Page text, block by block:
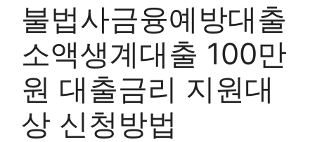
불법사금융예방대출
소액생계대출 100만
원 대출금리 지원대
상 신청방법